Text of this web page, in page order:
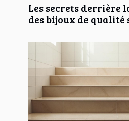
Les secrets derrière
des bijoux de qualité